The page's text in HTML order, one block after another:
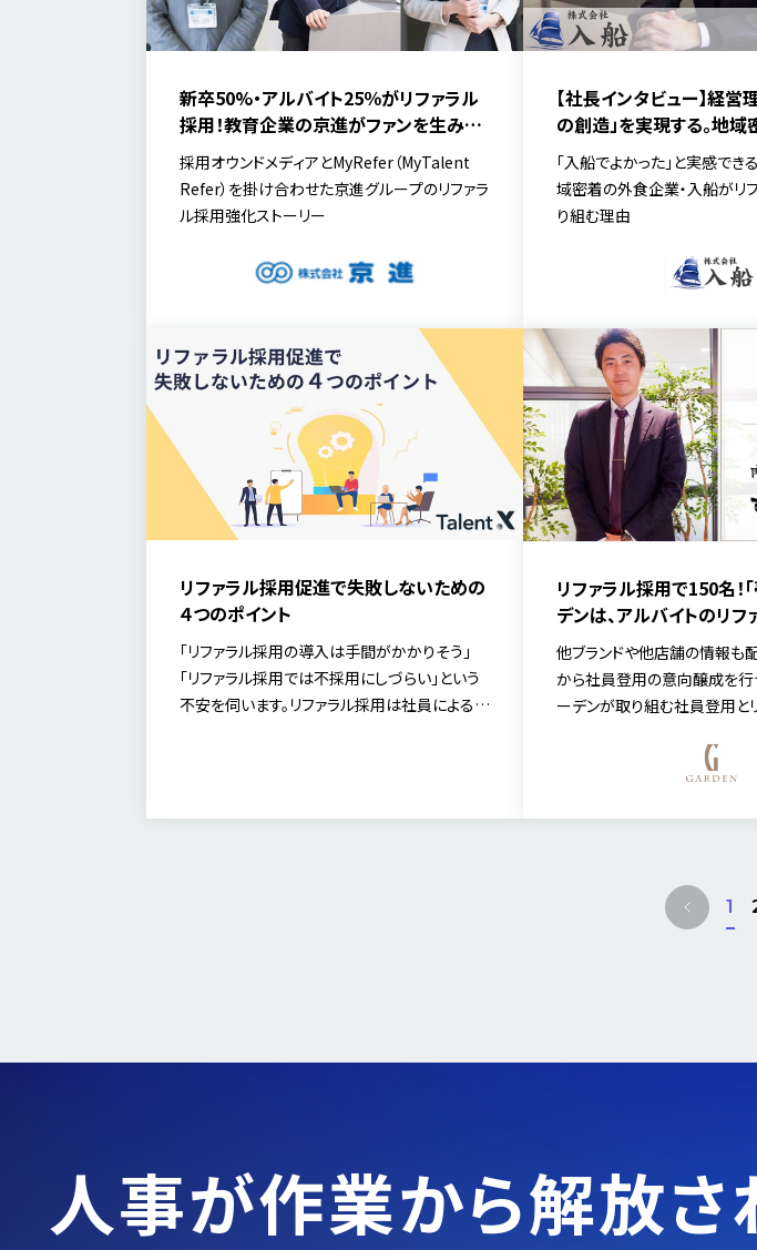
新卒50%・アルバイト25％がリファラル
採用！教育企業の京進がファンを生み出
す”共感～Kyookan～”採用とは？
採用オウンドメディアとMyRefer（MyTalent
Refer）を掛け合わせた京進グループのリファラ
ル採用強化ストーリー
【社長インタビュー】経営
の創造」を実現する。地
業・入船がリファラル採用
由
「入船でよかった」と実感でき
域密着の外食企業・入船がリ
り組む理由
リファラル採用促進で失敗しないための
４つのポイント
「リファラル採用の導入は手間がかかりそう」
「リファラル採用では不採用にしづらい」という
不安を伺います。リファラル採用は社員による紹
リファラル採用で150名！
デンは、アルバイトのリ
に社員登用を加速させる
他ブランドや他店舗の情報も
から社員登用の意向醸成を
ーデンが取り組む社員登用と
P
r
1
人事が作業から解放さ